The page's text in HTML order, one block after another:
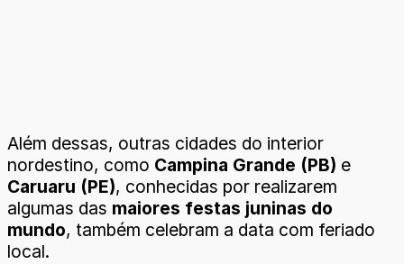
Além dessas, outras cidades do interior
nordestino, como Campina Grande (PB) e
Caruaru (PE), conhecidas por realizarem
algumas das maiores festas juninas do
mundo, também celebram a data com feriado
local.